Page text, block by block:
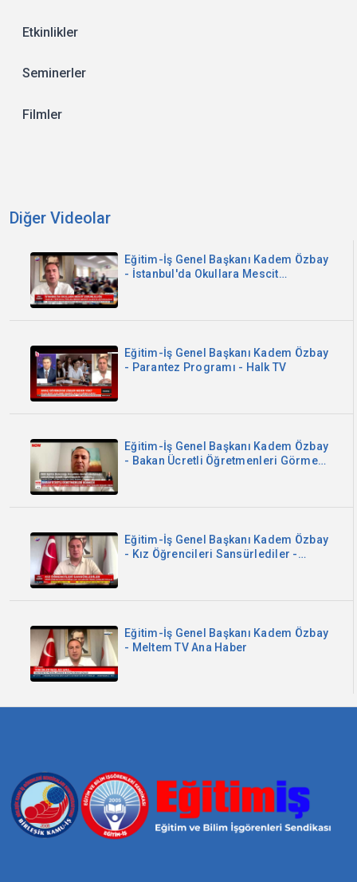
Etkinlikler
Seminerler
Filmler
Diğer Videolar
Eğitim-İş Genel Başkanı Kadem Özbay
- İstanbul'da Okullara Mescit
Eğitim-İş Genel Başkanı Kadem Özbay
- Parantez Programı - Halk TV
Eğitim-İş Genel Başkanı Kadem Özbay
- Bakan Ücretli Öğretmenleri Görmedi
Eğitim-İş Genel Başkanı Kadem Özbay
- Kız Öğrencileri Sansürlediler -
Eğitim-İş Genel Başkanı Kadem Özbay
- Meltem TV Ana Haber